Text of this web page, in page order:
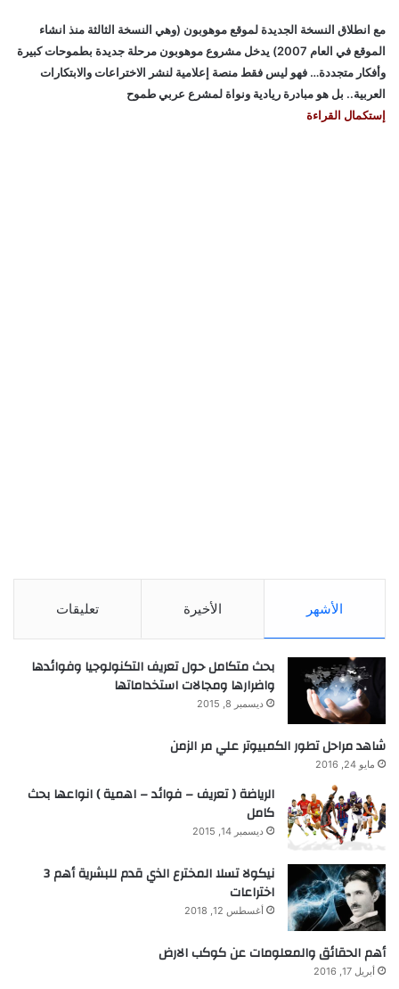
مع انطلاق النسخة الجديدة لموقع موهوبون (وهي النسخة الثالثة منذ انشاء
الموقع في العام 2007) يدخل مشروع موهوبون مرحلة جديدة بطموحات كبيرة
وأفكار متجددة… فهو ليس فقط منصة إعلامية لنشر الاختراعات والابتكارات
العربية.. بل هو مبادرة ريادية ونواة لمشرع عربي طموح
إستكمال القراءة
الأشهر الأخيرة تعليقات
بحث متكامل حول تعريف التكنولوجيا وفوائدها
واضرارها ومجالات استخداماتها
ديسمبر 8, 2015
شاهد مراحل تطور الكمبيوتر علي مر الزمن
مايو 24, 2016
الرياضة ( تعريف – فوائد – اهمية ) انواعها بحث
كامل
ديسمبر 14, 2015
نيكولا تسلا المخترع الذي قدم للبشرية أهم 3
اختراعات
أغسطس 12, 2018
أهم الحقائق والمعلومات عن كوكب الارض
أبريل 17, 2016